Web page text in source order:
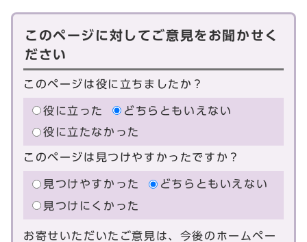
このページに対してご意見をお聞かせく
ださい
このページは役に立ちましたか？
役に立った
どちらともいえない
役に立たなかった
このページは見つけやすかったですか？
見つけやすかった
どちらともいえない
見つけにくかった
お寄せいただいたご意見は、今後のホームペー